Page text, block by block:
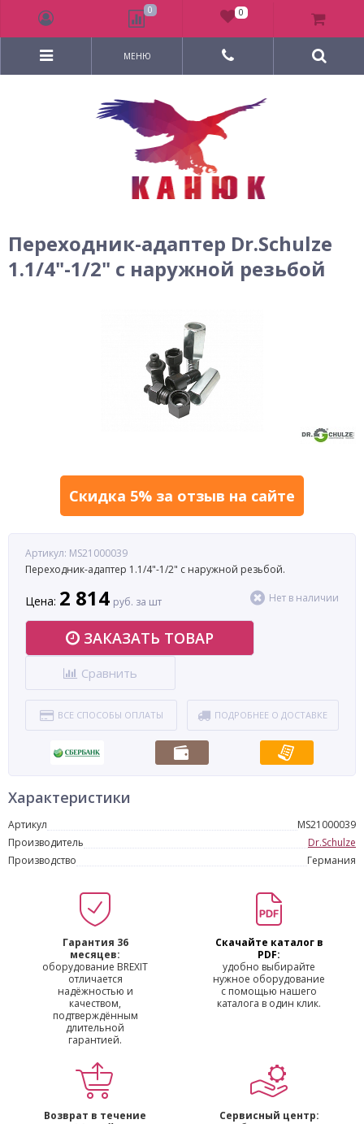
МЕНЮ
Переходник-адаптер Dr.Schulze
1.1/4"-1/2" с наружной резьбой
Скидка 5% за отзыв на сайте
Артикул: MS21000039
Переходник-адаптер 1.1/4"-1/2" с наружной резьбой.
Цена: 2 814 руб. за шт Нет в наличии
ЗАКАЗАТЬ ТОВАР
Сравнить
ВСЕ СПОСОБЫ ОПЛАТЫ ПОДРОБНЕЕ О ДОСТАВКЕ
Характеристики
Артикул
MS21000039
Производитель
Dr.Schulze
Производство
Германия
Гарантия 36
месяцев:
оборудование BREXIT
отличается
надёжностью и
качеством,
подтверждённым
длительной
гарантией.
Скачайте каталог в
PDF:
удобно выбирайте
нужное оборудование
с помощью нашего
каталога в один клик.
Возврат в течение
Сервисный центр:
0 0